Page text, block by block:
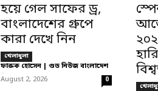
হয়ে গেল সাফের ড্র,
বাংলাদেশের গ্রুপে
কারা দেখে নিন
খেলাধুলা
ফারুক হোসেন | গুড নিউজ বাংলাদেশ
-
August 2, 2026 0